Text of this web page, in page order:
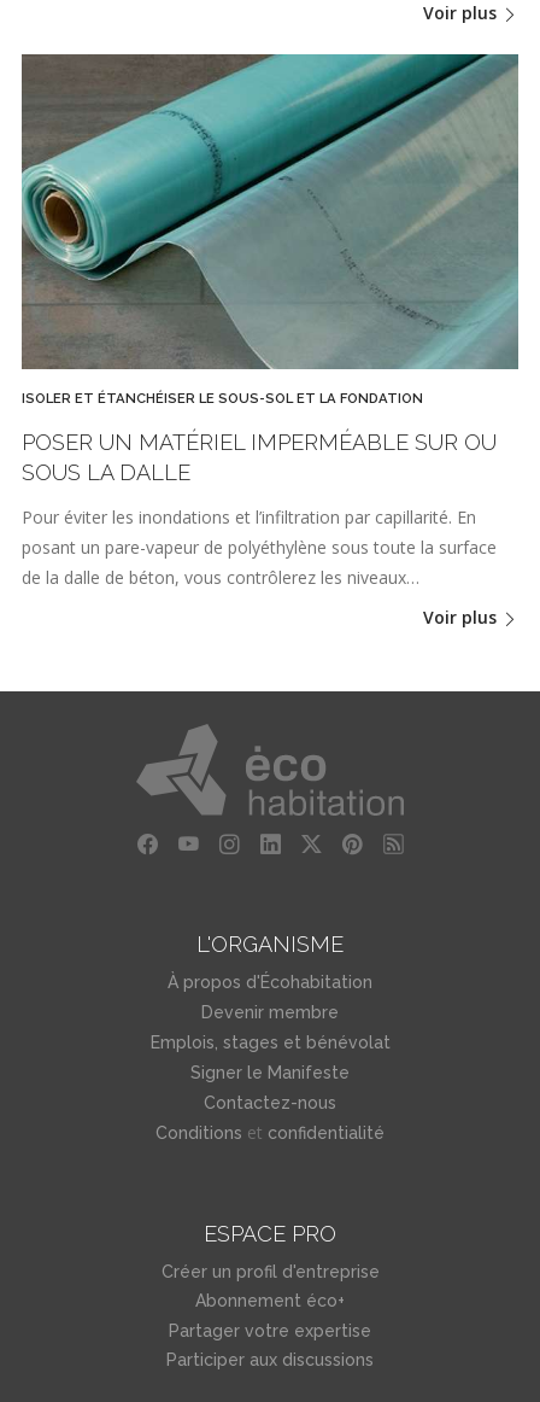
Voir plus
ISOLER ET ÉTANCHÉISER LE SOUS-SOL ET LA FONDATION
POSER UN MATÉRIEL IMPERMÉABLE SUR OU
SOUS LA DALLE
Pour éviter les inondations et l’infiltration par capillarité. En
posant un pare-vapeur de polyéthylène sous toute la surface
de la dalle de béton, vous contrôlerez les niveaux…
Voir plus
L'ORGANISME
À propos d'Écohabitation
Devenir membre
Emplois, stages et bénévolat
Signer le Manifeste
Contactez-nous
Conditions et confidentialité
ESPACE PRO
Créer un profil d'entreprise
Abonnement éco+
Partager votre expertise
Participer aux discussions